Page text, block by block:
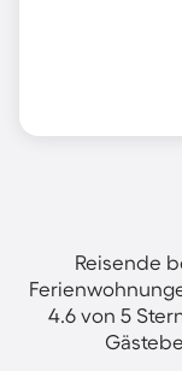
Reisende
4.6 von 5